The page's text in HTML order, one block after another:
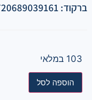
ברקוד: 8720689039161
103 במלאי
הוספה לסל